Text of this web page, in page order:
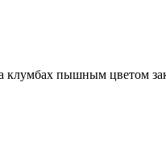
клумбах пышным цветом